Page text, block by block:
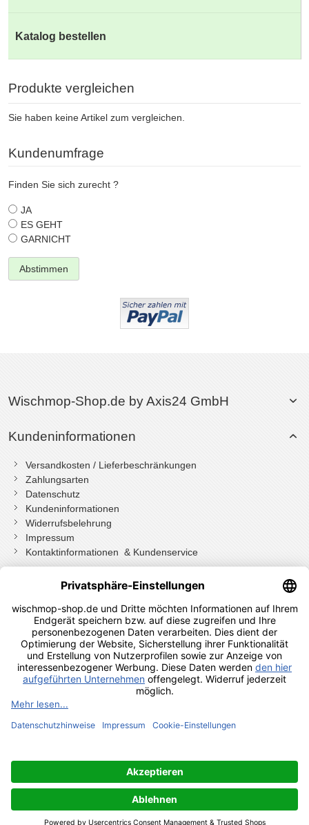
Katalog bestellen
Produkte vergleichen
Sie haben keine Artikel zum vergleichen.
Kundenumfrage
Finden Sie sich zurecht ?
JA
ES GEHT
GARNICHT
Abstimmen
Wischmop-Shop.de by Axis24 GmbH
Kundeninformationen
Versandkosten / Lieferbeschränkungen
Zahlungsarten
Datenschutz
Kundeninformationen
Widerrufsbelehrung
Impressum
Kontaktinformationen & Kundenservice
Wenn Sie mit Kundenkonto bestellt haben, können Sie sich
einloggen
und bei der Bestellung in Ihrem Konto den Widerrufen Button
drücken.
Wenn Sie als Gast bestellt haben klicken Sie auf diesen Button.
Shopauskunft Kundenbewertungen